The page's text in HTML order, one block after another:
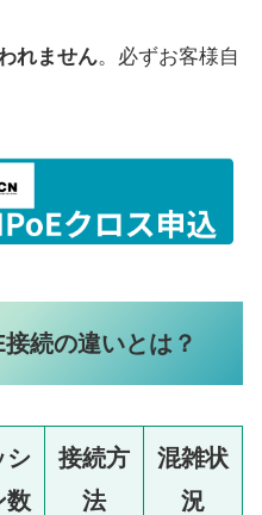
れません。必ずお客様自
続の違いとは？
シ
数
接続方
法
混雑状
況